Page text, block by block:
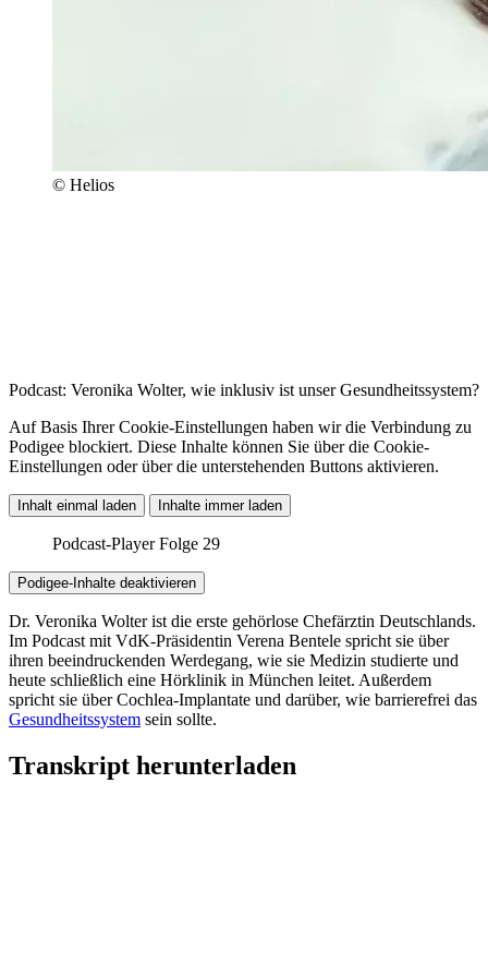
© Helios
Podcast: Veronika Wolter, wie inklusiv ist unser Gesundheitssystem?
Auf Basis Ihrer Cookie-Einstellungen haben wir die Verbindung zu
Podigee blockiert. Diese Inhalte können Sie über die Cookie-
Einstellungen oder über die unterstehenden Buttons aktivieren.
Inhalt einmal laden Inhalte immer laden
Podcast-Player Folge 29
Podigee-Inhalte deaktivieren
Dr. Veronika Wolter ist die erste gehörlose Chefärztin Deutschlands.
Im Podcast mit VdK-Präsidentin Verena Bentele spricht sie über
ihren beeindruckenden Werdegang, wie sie Medizin studierte und
heute schließlich eine Hörklinik in München leitet. Außerdem
spricht sie über Cochlea-Implantate und darüber, wie barrierefrei das
Gesundheitssystem sein sollte.
Transkript herunterladen